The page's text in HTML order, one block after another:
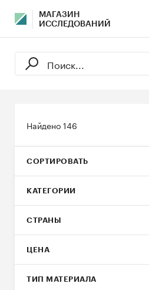
МАГАЗИН
ИССЛЕДОВАНИЙ
Найдено146
СОРТИРОВАТЬ
КАТЕГОРИИ
СТРАНЫ
ЦЕНА
ТИП МАТЕРИАЛА